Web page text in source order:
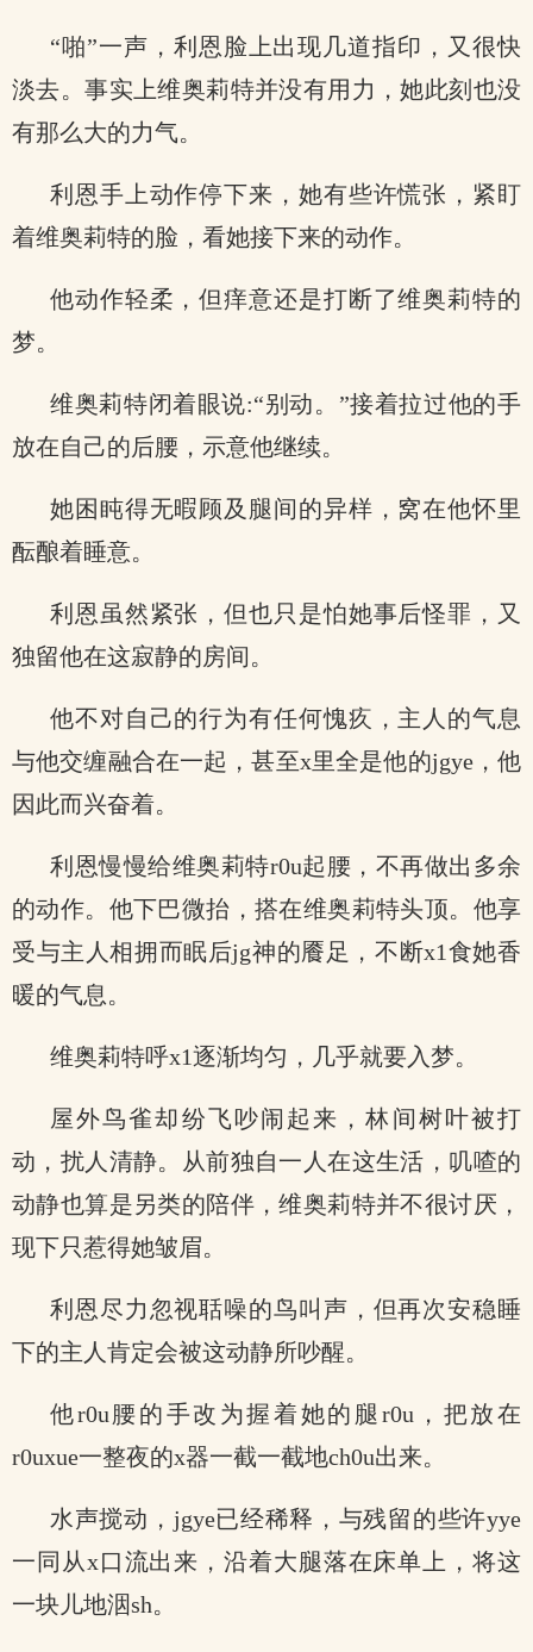
“啪”一声，利恩脸上出现几道指印，又很快
淡去。事实上维奥莉特并没有用力，她此刻也没
有那么大的力气。
利恩手上动作停下来，她有些许慌张，紧盯
着维奥莉特的脸，看她接下来的动作。
他动作轻柔，但痒意还是打断了维奥莉特的
梦。
维奥莉特闭着眼说:“别动。”接着拉过他的手
放在自己的后腰，示意他继续。
她困盹得无暇顾及腿间的异样，窝在他怀里
酝酿着睡意。
利恩虽然紧张，但也只是怕她事后怪罪，又
独留他在这寂静的房间。
他不对自己的行为有任何愧疚，主人的气息
与他交缠融合在一起，甚至x里全是他的jgye，他
因此而兴奋着。
利恩慢慢给维奥莉特r0u起腰，不再做出多余
的动作。他下巴微抬，搭在维奥莉特头顶。他享
受与主人相拥而眠后jg神的餍足，不断x1食她香
暖的气息。
维奥莉特呼x1逐渐均匀，几乎就要入梦。
屋外鸟雀却纷飞吵闹起来，林间树叶被打
动，扰人清静。从前独自一人在这生活，叽喳的
动静也算是另类的陪伴，维奥莉特并不很讨厌，
现下只惹得她皱眉。
利恩尽力忽视聒噪的鸟叫声，但再次安稳睡
下的主人肯定会被这动静所吵醒。
他r0u腰的手改为握着她的腿r0u，把放在
r0uxue一整夜的x器一截一截地ch0u出来。
水声搅动，jgye已经稀释，与残留的些许yye
一同从x口流出来，沿着大腿落在床单上，将这
一块儿地洇sh。